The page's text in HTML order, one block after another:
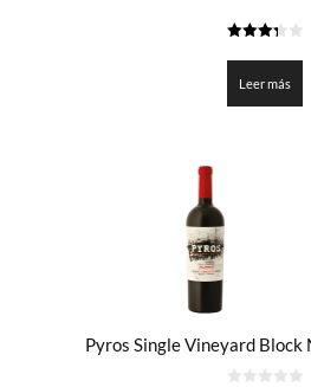
Leer más
Pyros Single Vineyard Block